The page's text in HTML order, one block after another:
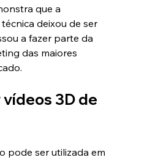
que a
deixou de ser
a fazer parte da
das maiores
3D de
pode ser utilizada em